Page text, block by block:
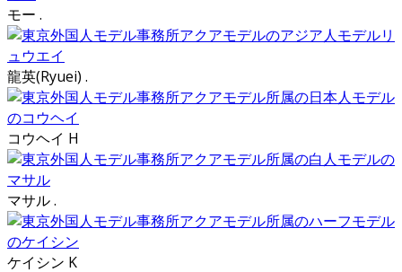
モー .
龍英(Ryuei) .
コウヘイ H
マサル .
ケイシン K